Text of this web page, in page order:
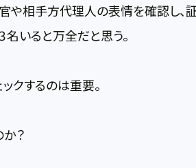
や相手方代理人の表情を確認し、
名いると万全だと思う。
クするのは重要。
？